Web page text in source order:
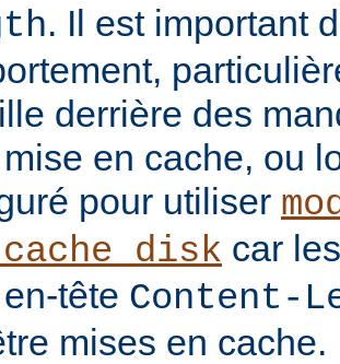
. Il est important
derrière des
en cache, ou
pour utiliser
car
tête Content-
mises en cache.